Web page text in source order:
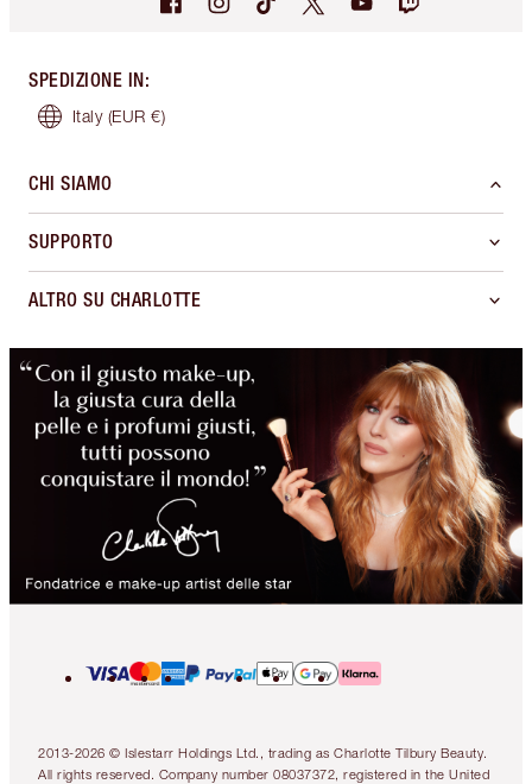
SPEDIZIONE IN:
Italy (EUR €)
CHI SIAMO
SUPPORTO
ALTRO SU CHARLOTTE
2013-2026 © Islestarr Holdings Ltd., trading as Charlotte Tilbury Beauty.
All rights reserved. Company number 08037372, registered in the United